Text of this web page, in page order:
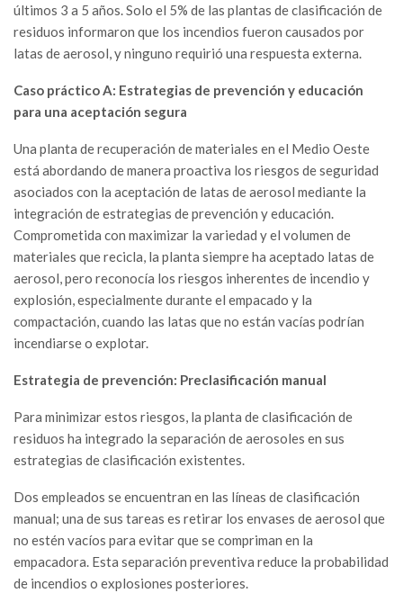
últimos 3 a 5 años. Solo el 5% de las plantas de clasificación de
residuos informaron que los incendios fueron causados por
latas de aerosol, y ninguno requirió una respuesta externa.
Caso práctico A: Estrategias de prevención y educación
para una aceptación segura
Una planta de recuperación de materiales en el Medio Oeste
está abordando de manera proactiva los riesgos de seguridad
asociados con la aceptación de latas de aerosol mediante la
integración de estrategias de prevención y educación.
Comprometida con maximizar la variedad y el volumen de
materiales que recicla, la planta siempre ha aceptado latas de
aerosol, pero reconocía los riesgos inherentes de incendio y
explosión, especialmente durante el empacado y la
compactación, cuando las latas que no están vacías podrían
incendiarse o explotar.
Estrategia de prevención: Preclasificación manual
Para minimizar estos riesgos, la planta de clasificación de
residuos ha integrado la separación de aerosoles en sus
estrategias de clasificación existentes.
Dos empleados se encuentran en las líneas de clasificación
manual; una de sus tareas es retirar los envases de aerosol que
no estén vacíos para evitar que se compriman en la
empacadora. Esta separación preventiva reduce la probabilidad
de incendios o explosiones posteriores.